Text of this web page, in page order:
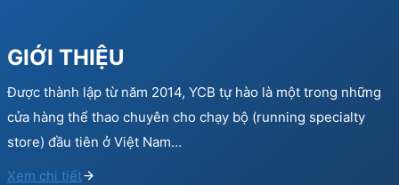
GIỚI THIỆU
Được thành lập từ năm 2014, YCB tự hào là một trong những
cửa hàng thể thao chuyên cho chạy bộ (running specialty
store) đầu tiên ở Việt Nam…
Xem chi tiết